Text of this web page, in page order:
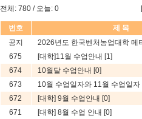
전체: 780 / 오늘: 0
번호
제 목
공지
2026년도 한국벤처농업대학 메
675
[대학]11월 수업안내 [1]
674
10월달 수업안내 [0]
673
10월 수업일자와 11월 수업일
672
[대학] 9월 수업안내 [0]
671
[대학] 8월 수업 안내 [0]